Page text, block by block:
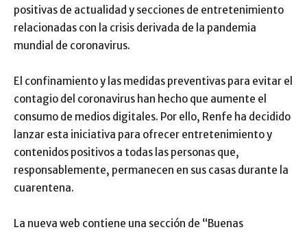
positivas de actualidad y secciones de entretenimiento
relacionadas con la crisis derivada de la pandemia
mundial de coronavirus.
El confinamiento y las medidas preventivas para evitar el
contagio del coronavirus han hecho que aumente el
consumo de medios digitales. Por ello, Renfe ha decidido
lanzar esta iniciativa para ofrecer entretenimiento y
contenidos positivos a todas las personas que,
responsablemente, permanecen en sus casas durante la
cuarentena.
La nueva web contiene una sección de “Buenas